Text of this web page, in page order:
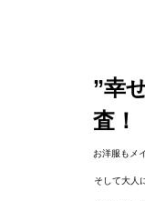
”幸
査！
お洋服もメ
そして大人